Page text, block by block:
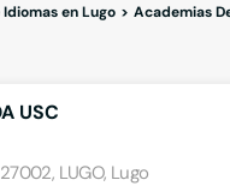
en Lugo Academias
USC
LUGO, Lugo